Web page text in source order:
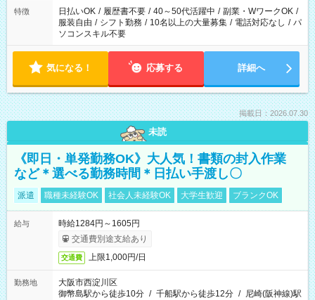
特徴 日払いOK / 履歴書不要 / 40～50代活躍中 / 副業・WワークOK /
服装自由 / シフト勤務 / 10名以上の大量募集 / 電話対応なし / パ
ソコンスキル不要
気になる！ 応募する 詳細へ
掲載日：2026.07.30
未読
《即日・単発勤務OK》大人気！書類の封入作業
など＊選べる勤務時間＊日払い手渡し〇
派遣 職種未経験OK 社会人未経験OK 大学生歓迎 ブランクOK
給与
時給1284円～1605円
交通費別途支給あり
交通費 上限1,000円/日
勤務地
大阪市西淀川区
御幣島駅から徒歩10分 / 千船駅から徒歩12分 / 尼崎(阪神線)駅